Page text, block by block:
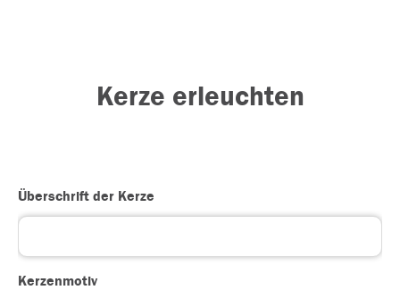
Kerze erleuchten
Überschrift der Kerze
Kerzenmotiv